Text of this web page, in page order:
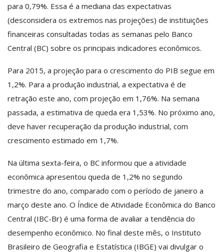
para 0,79%. Essa é a mediana das expectativas
(desconsidera os extremos nas projeções) de instituições
financeiras consultadas todas as semanas pelo Banco
Central (BC) sobre os principais indicadores econômicos.
Para 2015, a projeção para o crescimento do PIB segue em
1,2%. Para a produção industrial, a expectativa é de
retração este ano, com projeção em 1,76%. Na semana
passada, a estimativa de queda era 1,53%. No próximo ano,
deve haver recuperação da produção industrial, com
crescimento estimado em 1,7%.
Na última sexta-feira, o BC informou que a atividade
econômica apresentou queda de 1,2% no segundo
trimestre do ano, comparado com o período de janeiro a
março deste ano. O Índice de Atividade Econômica do Banco
Central (IBC-Br) é uma forma de avaliar a tendência do
desempenho econômico. No final deste mês, o Instituto
Brasileiro de Geografia e Estatística (IBGE) vai divulgar o